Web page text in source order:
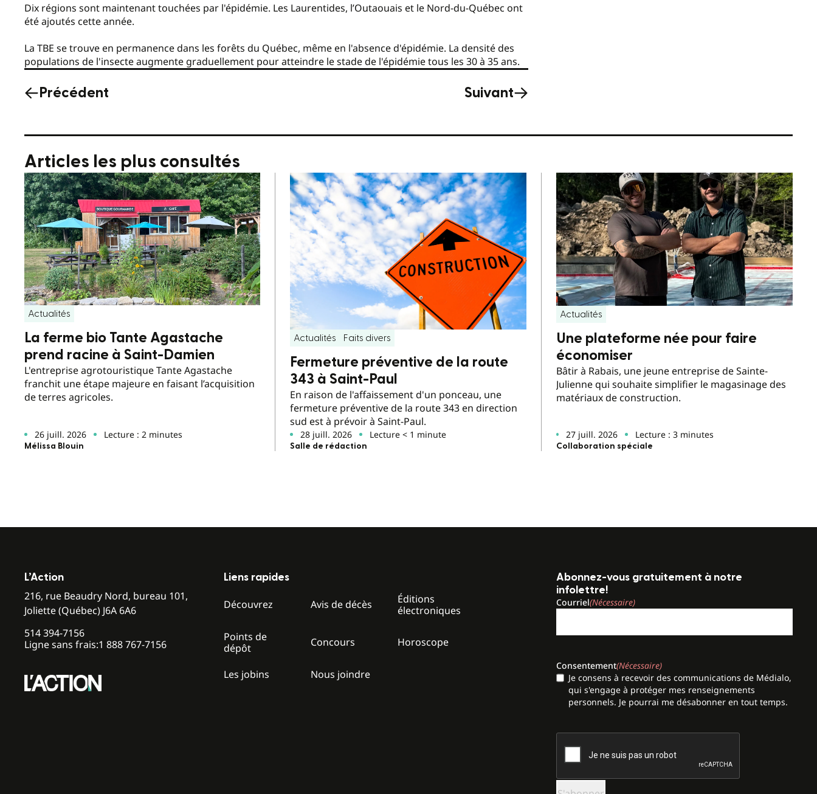
Dix régions sont maintenant touchées par l'épidémie. Les Laurentides, l’Outaouais et le Nord-du-Québec ont
été ajoutés cette année.
La TBE se trouve en permanence dans les forêts du Québec, même en l'absence d'épidémie. La densité des
populations de l'insecte augmente graduellement pour atteindre le stade de l'épidémie tous les 30 à 35 ans.
Précédent Suivant
Articles les plus consultés
Actualités
La ferme bio Tante Agastache
prend racine à Saint-Damien
L'entreprise agrotouristique Tante Agastache
franchit une étape majeure en faisant l’acquisition
de terres agricoles.
26 juill. 2026 Lecture : 2 minutes
Mélissa Blouin
Actualités Faits divers
Fermeture préventive de la route
343 à Saint-Paul
En raison de l'affaissement d'un ponceau, une
fermeture préventive de la route 343 en direction
sud est à prévoir à Saint-Paul.
28 juill. 2026 Lecture < 1 minute
Salle de rédaction
Actualités
Une plateforme née pour faire
économiser
Bâtir à Rabais, une jeune entreprise de Sainte-
Julienne qui souhaite simplifier le magasinage des
matériaux de construction.
27 juill. 2026 Lecture : 3 minutes
Collaboration spéciale
L’Action
216, rue Beaudry Nord, bureau 101,
Joliette (Québec) J6A 6A6
514 394-7156
Ligne sans frais:1 888 767-7156
Liens rapides
Découvrez Avis de décès
Éditions
électroniques
Points de
dépôt
Concours Horoscope
Les jobins Nous joindre
Abonnez-vous gratuitement à notre
infolettre!
Courriel(Nécessaire)
Consentement(Nécessaire)
Je consens à recevoir des communications de Médialo,
qui s'engage à protéger mes renseignements
personnels. Je pourrai me désabonner en tout temps.
CAPTCHA